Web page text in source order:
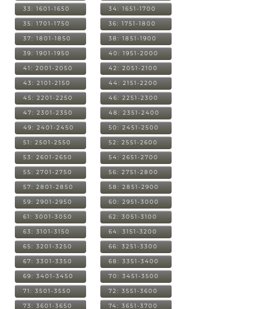
33: 1601-1650 34: 1651-1700
35: 1701-1750 36: 1751-1800
37: 1801-1850 38: 1851-1900
39: 1901-1950 40: 1951-2000
41: 2001-2050 42: 2051-2100
43: 2101-2150 44: 2151-2200
45: 2201-2250 46: 2251-2300
47: 2301-2350 48: 2351-2400
49: 2401-2450 50: 2451-2500
51: 2501-2550 52: 2551-2600
53: 2601-2650 54: 2651-2700
55: 2701-2750 56: 2751-2800
57: 2801-2850 58: 2851-2900
59: 2901-2950 60: 2951-3000
61: 3001-3050 62: 3051-3100
63: 3101-3150 64: 3151-3200
65: 3201-3250 66: 3251-3300
67: 3301-3350 68: 3351-3400
69: 3401-3450 70: 3451-3500
71: 3501-3550 72: 3551-3600
73: 3601-3650 74: 3651-3700